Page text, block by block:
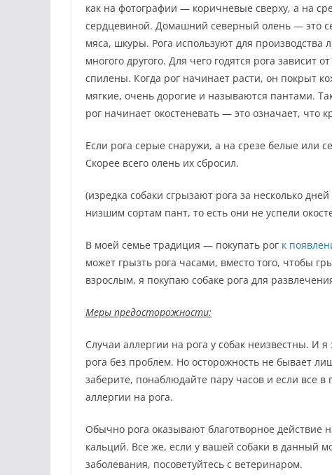
как на фотографии — коричневые сверху, а на
сердцевиной. Домашний северный олень — это
мяса, шкуры. Рога используют для производства
многого другого. Для чего годятся рога зависит
спилены. Когда рог начинает расти, он покрыт
мягкие, очень дорогие и называются пантами.
рог начинает окостеневать — это означает, что
Если рога серые снаружи, а на срезе белые или
Скорее всего олень их сбросил.
(изредка собаки сгрызают рога за несколько
низшим сортам пант, то есть они не успели
В моей семье традиция — покупать рог к
может грызть рога часами, вместо того, чтобы
взрослым, я покупаю собаке рога для
Меры предосторожности:
Случаи аллергии на рога у собак неизвестны. И
рога без проблем. Но осторожность не бывает
заберите, понаблюдайте пару часов и если все в
аллергии на рога.
Обычно рога оказывают благотворное действие
кальций. Все же, если у вашей собаки в данный
заболевания, посоветуйтесь с ветеринаром.